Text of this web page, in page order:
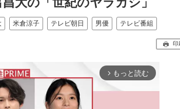
米倉涼子 テレビ朝日 男優 テレビ番組
印
arrow_forward_ios もっと読む